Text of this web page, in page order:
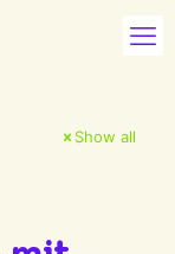
Show all